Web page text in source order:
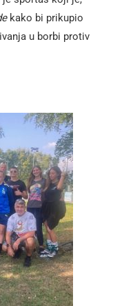
kako bi prikupio
u borbi protiv